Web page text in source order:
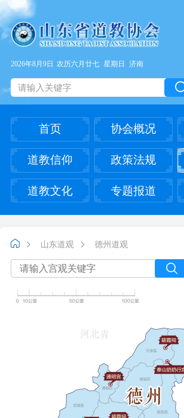
2026年8月9日 农历六月廿七 星期日 济南
首页 协会概况
道教信仰 政策法规
道教文化 专题报道
山东道观 德州道观